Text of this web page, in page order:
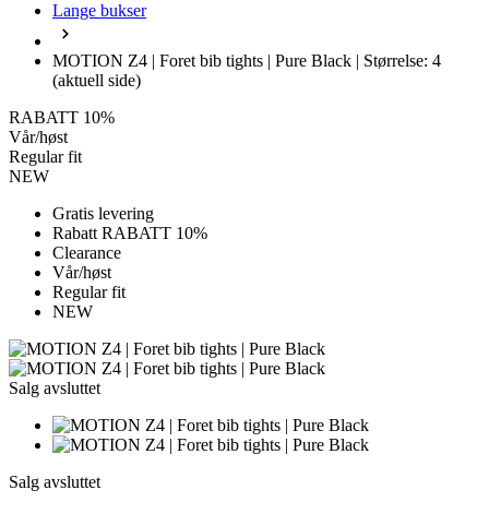
Lange bukser
MOTION Z4 | Foret bib tights | Pure Black | Størrelse: 4
(aktuell side)
RABATT 10%
Vår/høst
Regular fit
NEW
Gratis levering
Rabatt RABATT 10%
Clearance
Vår/høst
Regular fit
NEW
Salg avsluttet
Salg avsluttet